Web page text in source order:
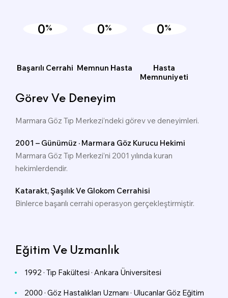
0%
Başarılı Cerrahi
0%
Memnun Hasta
0%
Hasta
Memnuniyeti
Görev Ve Deneyim
Marmara Göz Tıp Merkezi’ndeki görev ve deneyimleri.
2001 – Günümüz · Marmara Göz Kurucu Hekimi
Marmara Göz Tıp Merkezi’ni 2001 yılında kuran
hekimlerdendir.
Katarakt, Şaşılık Ve Glokom Cerrahisi
Binlerce başarılı cerrahi operasyon gerçekleştirmiştir.
Eğitim Ve Uzmanlık
1992 · Tıp Fakültesi · Ankara Üniversitesi
2000 · Göz Hastalıkları Uzmanı · Ulucanlar Göz Eğitim